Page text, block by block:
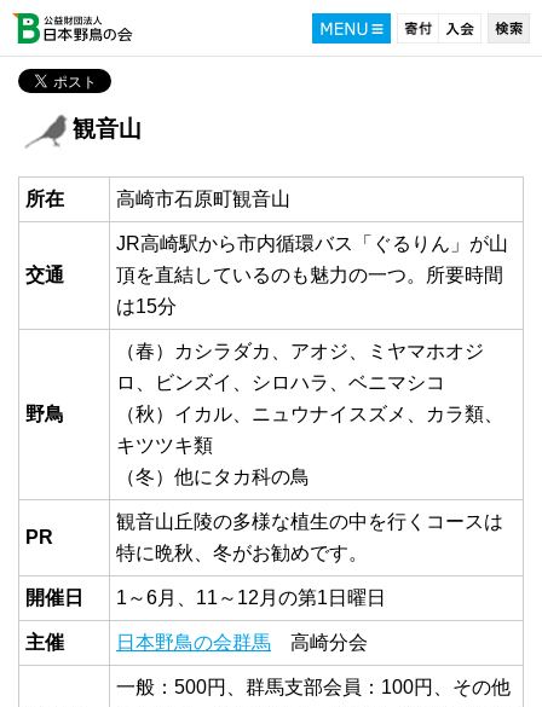
観音山
所在 高崎市石原町観音山
交通
JR高崎駅から市内循環バス「ぐるりん」が山
頂を直結しているのも魅力の一つ。所要時間
は15分
野鳥
（春）カシラダカ、アオジ、ミヤマホオジ
ロ、ビンズイ、シロハラ、ベニマシコ
（秋）イカル、ニュウナイスズメ、カラ類、
キツツキ類
（冬）他にタカ科の鳥
PR
観音山丘陵の多様な植生の中を行くコースは
特に晩秋、冬がお勧めです。
開催日 1～6月、11～12月の第1日曜日
主催 日本野鳥の会群馬 高崎分会
一般：500円、群馬支部会員：100円、その他